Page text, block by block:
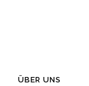
ÜBER UNS